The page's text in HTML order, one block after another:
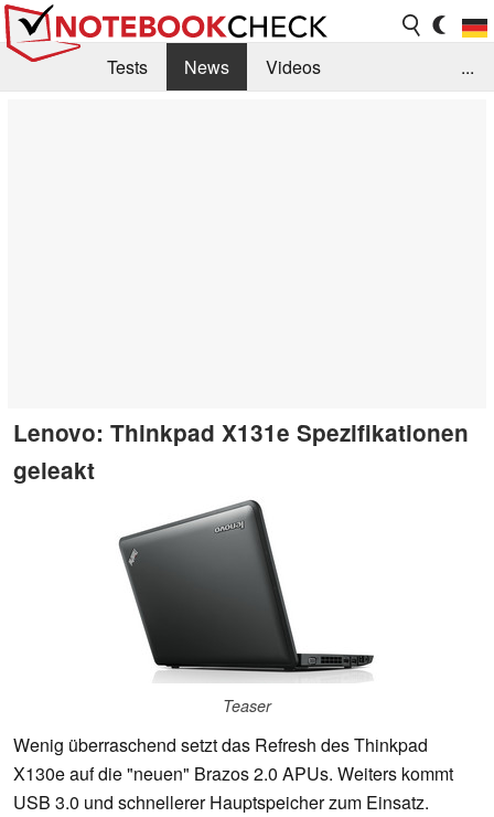
Tests News
Videos
...
Lenovo: Thinkpad X131e Spezifikationen
geleakt
Teaser
Wenig überraschend setzt das Refresh des Thinkpad
X130e auf die "neuen" Brazos 2.0 APUs. Weiters kommt
USB 3.0 und schnellerer Hauptspeicher zum Einsatz.